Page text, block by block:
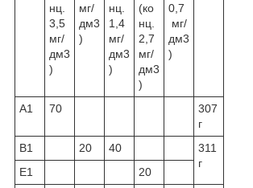
нц.
3,5
мг/
дм3
)
мг/
дм3
)
нц.
1,4
мг/
дм3
)
(ко
нц.
2,7
мг/
дм3
)
0,7
мг/
дм3
)
A1 70
307
г
B1
20 40
311
г
E1
20